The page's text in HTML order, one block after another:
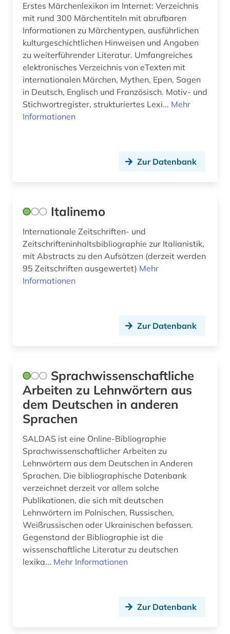
internationales recht (1)
internationales strafrecht (1)
internationales umweltrecht (1)
internetportal (1)
inuit (1)
iranistik (1)
italienisch (4)
japan (1)
johann christoph friedrich (2)
journalistik (1)
judaistik (1)
judentum (1)
jugendforschung (1)
jugendliteratur (1)
jugendliteraturforschung (1)
kanada (5)
karte (1)
Erstes Märchenlexikon im Internet: Verzeichnis
mit rund 300 Märchentiteln mit abrufbaren
Informationen zu Märchentypen, ausführlichen
kulturgeschichtlichen Hinweisen und Angaben
zu weiterführender Literatur. Umfangreiches
elektronisches Verzeichnis von eTexten mit
internationalen Märchen, Mythen, Epen, Sagen
in Deutsch, Englisch und Französisch. Motiv- und
Stichwortregister, strukturiertes Lexi... Mehr
Informationen
Zur Datenbank
Italinemo
Internationale Zeitschriften- und
Zeitschrifteninhaltsbibliographie zur Italianistik,
mit Abstracts zu den Aufsätzen (derzeit werden
95 Zeitschriften ausgewertet) Mehr
Informationen
Zur Datenbank
Sprachwissenschaftliche
Arbeiten zu Lehnwörtern aus
dem Deutschen in anderen
Sprachen
SALDAS ist eine Online-Bibliographie
Sprachwissenschaftlicher Arbeiten zu
Lehnwörtern aus dem Deutschen in Anderen
Sprachen. Die bibliographische Datenbank
verzeichnet derzeit vor allem solche
Publikationen, die sich mit deutschen
Lehnwörtern im Polnischen, Russischen,
Weißrussischen oder Ukrainischen befassen.
Gegenstand der Bibliographie ist die
wissenschaftliche Literatur zu deutschen
lexika... Mehr Informationen
Zur Datenbank